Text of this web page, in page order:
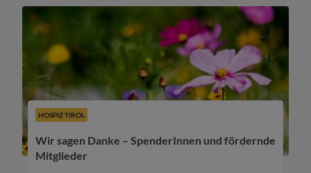
HOSPIZ TIROL
Wir sagen Danke – SpenderInnen und fördernde
Mitglieder